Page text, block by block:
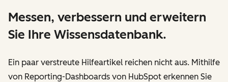
Messen, verbessern und erweitern
Sie Ihre Wissensdatenbank.
Ein paar verstreute Hilfeartikel reichen nicht aus. Mithilfe
von Reporting-Dashboards von HubSpot erkennen Sie